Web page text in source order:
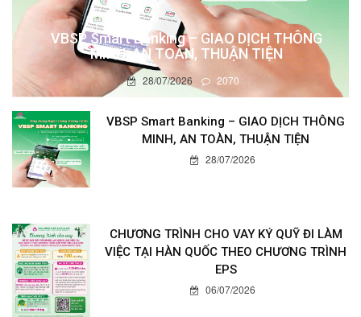
VBSP Smart Banking – GIAO DỊCH THÔNG
MINH, AN TOÀN, THUẬN TIỆN
28/07/2026 2070
VBSP Smart Banking – GIAO DỊCH THÔNG
MINH, AN TOÀN, THUẬN TIỆN
28/07/2026
CHƯƠNG TRÌNH CHO VAY KÝ QUỸ ĐI LÀM
VIỆC TẠI HÀN QUỐC THEO CHƯƠNG TRÌNH
EPS
06/07/2026